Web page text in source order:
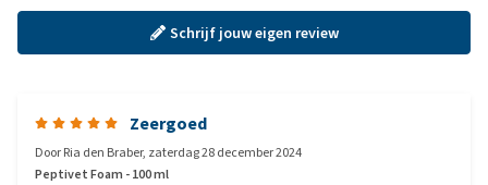
Schrijf jouw eigen review
Zeergoed
DoorRia den Braber, zaterdag 28 december 2024
Peptivet Foam - 100 ml